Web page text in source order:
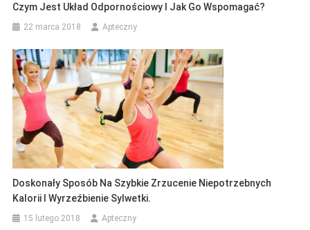
Czym Jest Układ Odpornościowy I Jak Go Wspomagać?
22 marca 2018 Apteczny
Doskonały Sposób Na Szybkie Zrzucenie Niepotrzebnych
Kalorii I Wyrzeźbienie Sylwetki.
15 lutego 2018 Apteczny